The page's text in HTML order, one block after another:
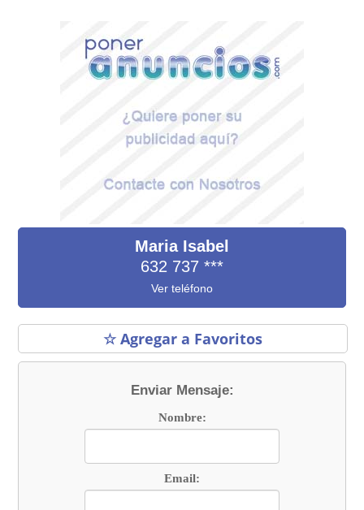
Maria Isabel
632 737***
Ver teléfono
☆ Agregar a Favoritos
Enviar Mensaje:
Nombre:
Email: